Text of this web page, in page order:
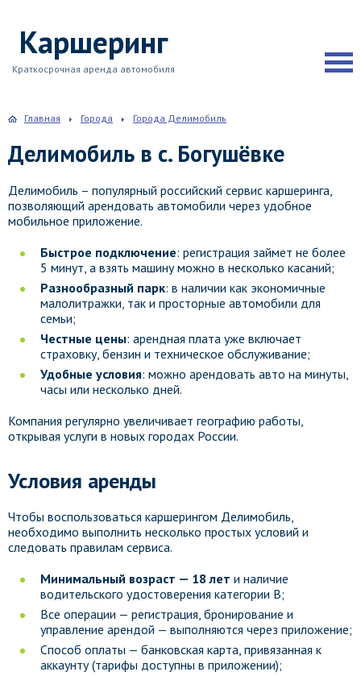
Каршеринг
Краткосрочная аренда автомобиля
Главная Города Города Делимобиль
Делимобиль в с. Богушёвке
Делимобиль – популярный российский сервис каршеринга,
позволяющий арендовать автомобили через удобное
мобильное приложение.
Быстрое подключение: регистрация займет не более
5 минут, а взять машину можно в несколько касаний;
Разнообразный парк: в наличии как экономичные
малолитражки, так и просторные автомобили для
семьи;
Честные цены: арендная плата уже включает
страховку, бензин и техническое обслуживание;
Удобные условия: можно арендовать авто на минуты,
часы или несколько дней.
Компания регулярно увеличивает географию работы,
открывая услуги в новых городах России.
Условия аренды
Чтобы воспользоваться каршерингом Делимобиль,
необходимо выполнить несколько простых условий и
следовать правилам сервиса.
Минимальный возраст — 18 лет и наличие
водительского удостоверения категории B;
Все операции — регистрация, бронирование и
управление арендой — выполняются через приложение;
Способ оплаты — банковская карта, привязанная к
аккаунту (тарифы доступны в приложении);